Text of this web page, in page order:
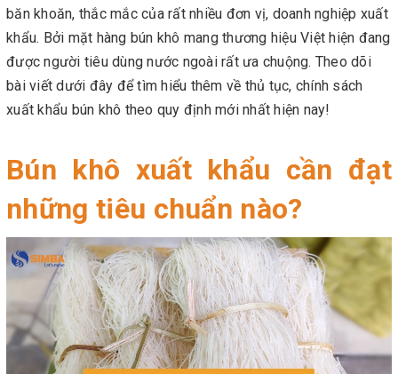
băn khoăn, thắc mắc của rất nhiều đơn vị, doanh nghiệp xuất
khẩu. Bởi mặt hàng bún khô mang thương hiệu Việt hiện đang
được người tiêu dùng nước ngoài rất ưa chuộng. Theo dõi
bài viết dưới đây để tìm hiểu thêm về thủ tục, chính sách
xuất khẩu bún khô theo quy định mới nhất hiện nay!
Bún khô xuất khẩu cần đạt
những tiêu chuẩn nào?